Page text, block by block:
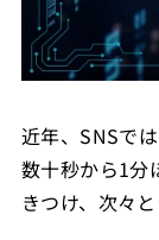
近年、SNSで
数十秒から1分
きつけ、次々